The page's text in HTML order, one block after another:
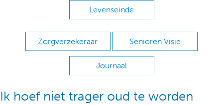
Levenseinde
Zorgverzekeraar Senioren Visie
Journaal
Ik hoef niet trager oud te worden